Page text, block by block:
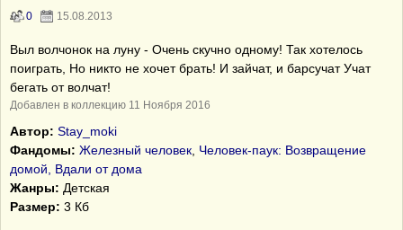
0 15.08.2013
Выл волчонок на луну - Очень скучно одному! Так хотелось
поиграть, Но никто не хочет брать! И зайчат, и барсучат Учат
бегать от волчат!
Добавлен в коллекцию 11 Ноября 2016
Автор: Stay_moki
Фандомы: Железный человек Человек-паук: Возвращение
домой, Вдали от дома
Жанры: Детская
Размер: 3 Кб